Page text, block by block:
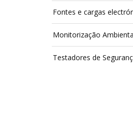
Fontes e cargas
Monitorização
Testadores de